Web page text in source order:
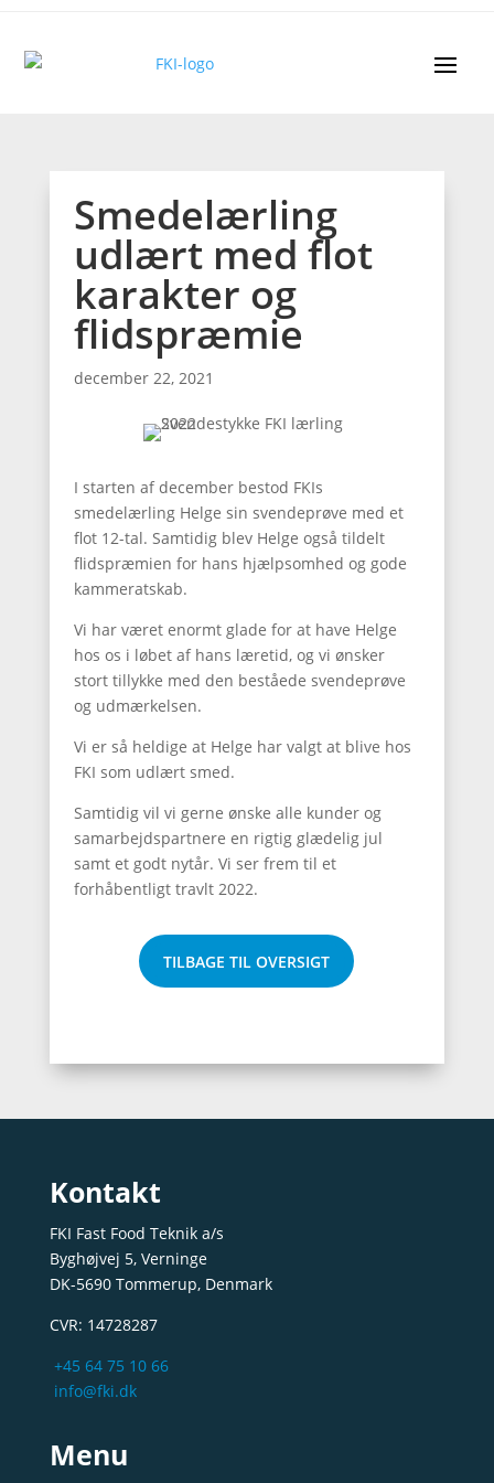
Smedelærling
udlært med flot
karakter og
flidspræmie
december 22, 2021
I starten af december bestod FKIs
smedelærling Helge sin svendeprøve med et
flot 12-tal. Samtidig blev Helge også tildelt
flidspræmien for hans hjælpsomhed og gode
kammeratskab.
Vi har været enormt glade for at have Helge
hos os i løbet af hans læretid, og vi ønsker
stort tillykke med den beståede svendeprøve
og udmærkelsen.
Vi er så heldige at Helge har valgt at blive hos
FKI som udlært smed.
Samtidig vil vi gerne ønske alle kunder og
samarbejdspartnere en rigtig glædelig jul
samt et godt nytår. Vi ser frem til et
forhåbentligt travlt 2022.
TILBAGE TIL OVERSIGT
Kontakt
FKI Fast Food Teknik a/s
Byghøjvej 5, Verninge
DK-5690 Tommerup, Denmark
CVR: 14728287
+45 64 75 10 66
info@fki.dk
Menu